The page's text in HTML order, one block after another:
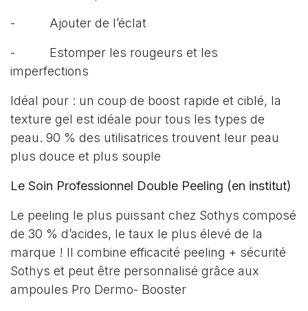
- Ajouter de l’éclat
- Estomper les rougeurs et les
imperfections
Idéal pour : un coup de boost rapide et ciblé, la
texture gel est idéale pour tous les types de
peau. 90 % des utilisatrices trouvent leur peau
plus douce et plus souple
Le Soin Professionnel Double Peeling (en institut)
Le peeling le plus puissant chez Sothys composé
de 30 % d’acides, le taux le plus élevé de la
marque ! Il combine efficacité peeling + sécurité
Sothys et peut être personnalisé grâce aux
ampoules Pro Dermo- Booster